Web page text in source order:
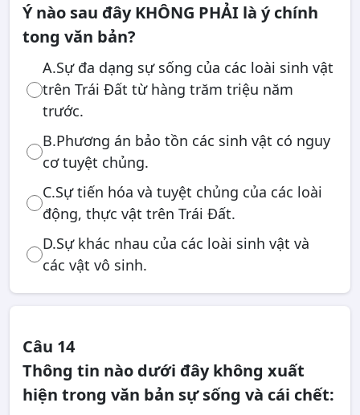
Ý nào sau đây KHÔNG PHẢI là ý chính
tong văn bản?
A.Sự đa dạng sự sống của các loài sinh vật
trên Trái Đất từ hàng trăm triệu năm
trước.
B.Phương án bảo tồn các sinh vật có nguy
cơ tuyệt chủng.
C.Sự tiến hóa và tuyệt chủng của các loài
động, thực vật trên Trái Đất.
D.Sự khác nhau của các loài sinh vật và
các vật vô sinh.
Câu 14
Thông tin nào dưới đây không xuất
hiện trong văn bản sự sống và cái chết: